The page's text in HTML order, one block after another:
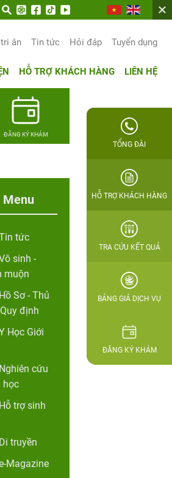
ân Tin tức Hỏi đáp Tuyển dụng
HỖ TRỢ KHÁCH HÀNG LIÊN HỆ
ĐĂNG KÝ KHÁM
Menu
tức
sinh -
muộn
Hồ Sơ - Thủ
định
Học Giới
Nghiên cứu
học
Hỗ trợ sinh
Di truyền
Magazine
TỔNG ĐÀI
HỖ TRỢ KHÁCH HÀNG
TRA CỨU KẾT QUẢ
BẢNG GIÁ DỊCH VỤ
ĐĂNG KÝ KHÁM